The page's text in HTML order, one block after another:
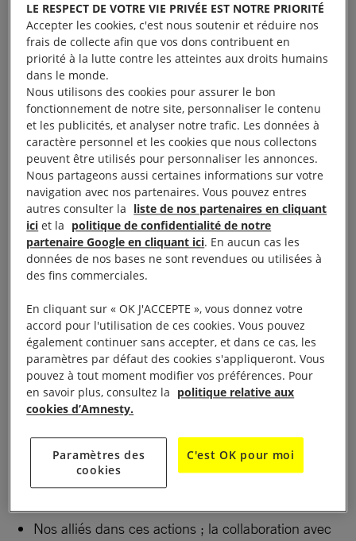
Objectif
Cette formation a pour objectif de présenter les
différentes formes et techniques d’action d’Amnesty
International.
Programme
Quels sont les objectifs de notre action ? Quels
impacts cherchons-nous à avoir ?
Qui voulons-nous toucher par notre action ?
Nos alliés dans ces actions ; la collaboration avec
LE RESPECT DE VOTRE VIE PRIVÉE EST NOTRE PRIORITÉ
Accepter les cookies, c'est nous soutenir et réduire nos
frais de collecte afin que vos dons contribuent en
priorité à la lutte contre les atteintes aux droits humains
dans le monde.
Nous utilisons des cookies pour assurer le bon
fonctionnement de notre site, personnaliser le contenu
et les publicités, et analyser notre trafic. Les données à
caractère personnel et les cookies que nous collectons
peuvent être utilisés pour personnaliser les annonces.
Nous partageons aussi certaines informations sur votre
navigation avec nos partenaires. Vous pouvez entres
autres consulter la liste de nos partenaires en cliquant
ici et la politique de confidentialité de notre
partenaire Google en cliquant ici. En aucun cas les
données de nos bases ne sont revendues ou utilisées à
des fins commerciales.
En cliquant sur « OK J'ACCEPTE », vous donnez votre
accord pour l'utilisation de ces cookies. Vous pouvez
également continuer sans accepter, et dans ce cas, les
paramètres par défaut des cookies s'appliqueront. Vous
pouvez à tout moment modifier vos préférences. Pour
en savoir plus, consultez la politique relative aux
cookies d’Amnesty.
Paramètres des
cookies
C'est OK pour moi